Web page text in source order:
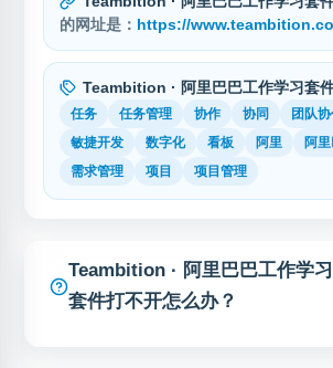
的网址是： https://
Teambition · 阿里巴巴工作学习套
任务 任务管理 协作 协同
团队
敏捷开发
数字化 看板 阿里
阿
需求管理
项目 项目管理
Teambition · 阿里巴巴工作学习
套件打不开怎么办？